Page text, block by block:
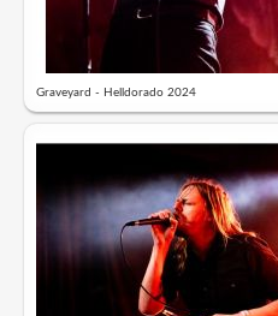
Graveyard - Helldorado 2024